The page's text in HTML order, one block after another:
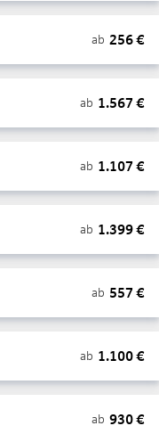
ab 256€
ab 1.567 €
ab 1.107 €
ab 1.399€
ab 557 €
ab 1.100€
ab 930€